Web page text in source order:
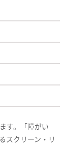
す。「障がい
スクリーン・リ